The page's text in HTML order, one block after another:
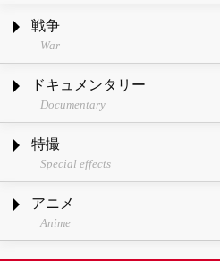
戦争
War
ドキュメンタリー
Documentary
特撮
Special effects
アニメ
Anime